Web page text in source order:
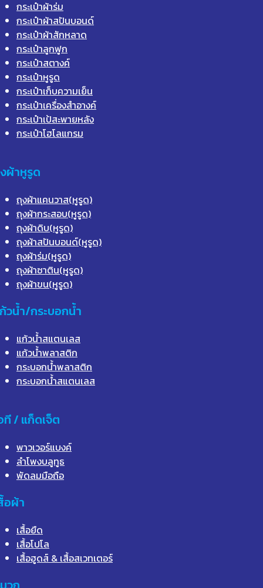
กระเป๋าผ้าร่ม
กระเป๋าผ้าสปันบอนด์
กระเป๋าผ้าสักหลาด
กระเป๋าลูกฟูก
กระเป๋าสตางค์
กระเป๋าหูรูด
กระเป๋าเก็บความเย็น
กระเป๋าเครื่องสำอางค์
กระเป๋าเป้สะพายหลัง
กระเป๋าโฮโลแกรม
ผ้าหูรูด
ถุงผ้าแคนวาส(หูรูด)
ถุงผ้ากระสอบ(หูรูด)
ถุงผ้าดิบ(หูรูด)
ถุงผ้าสปันบอนด์(หูรูด)
ถุงผ้าร่ม(หูรูด)
ถุงผ้าซาติน(หูรูด)
ถุงผ้าขน(หูรูด)
วน้ำ/กระบอกน้ำ
แก้วน้ำสแตนเลส
แก้วน้ำพลาสติก
กระบอกน้ำพลาสติก
กระบอกน้ำสแตนเลส
ที / แก็ดเจ็ต
พาวเวอร์แบงค์
ลำโพงบลูทูธ
พัดลมมือถือ
อผ้า
เสื้อยืด
เสื้อโปโล
เสื้อฮูดส์ & เสื้อสเวทเตอร์